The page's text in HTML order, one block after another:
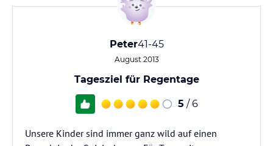
Peter41-45
August 2013
Tagesziel für Regentage
5 / 6
Unsere Kinder sind immer ganz wild auf einen